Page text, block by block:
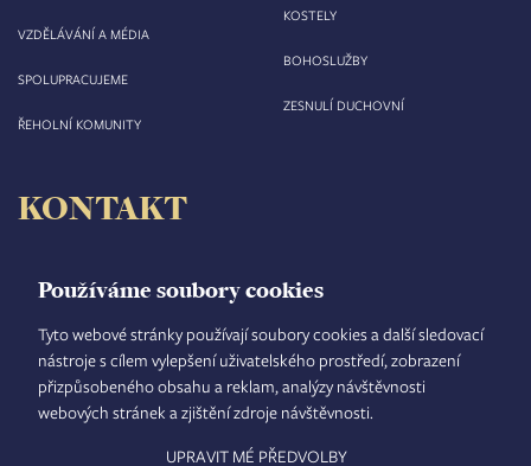
Používáme soubory cookies
Tyto webové stránky používají soubory cookies a další sledovací
nástroje s cílem vylepšení uživatelského prostředí, zobrazení
přizpůsobeného obsahu a reklam, analýzy návštěvnosti
webových stránek a zjištění zdroje návštěvnosti.
UPRAVIT MÉ PŘEDVOLBY
VZDĚLÁVÁNÍ A MÉDIA
SPOLUPRACUJEME
ŘEHOLNÍ KOMUNITY
KOSTELY
BOHOSLUŽBY
ZESNULÍ DUCHOVNÍ
KONTAKT
Velké náměstí 35/44
500 03 Hradec Králové
tel.: +420 495 063 611
IČO: 00 44 51 34
DIČ: CZ 00 44 51 34
Číslo účtu: 1006010044/5500
TISKOVÝ MLUVČÍ INTRANET MAPA STRÁNEK